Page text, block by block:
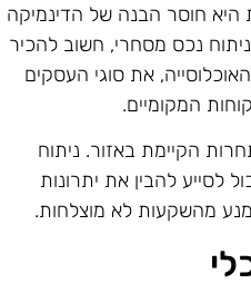
היא חוסר הבנה של הדינמיקה
נכס מסחרי, חשוב להכיר
את סוגי העסקים
המקומיים.
הקיימת באזור. ניתוח
לסייע להבין את יתרונות
מהשקעות לא מוצלחות.